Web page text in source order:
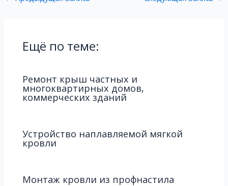
Ещё по теме:
Ремонт крыш частных и
многоквартирных домов,
коммерческих зданий
Устройство наплавляемой мягкой
кровли
Монтаж кровли из профнастила